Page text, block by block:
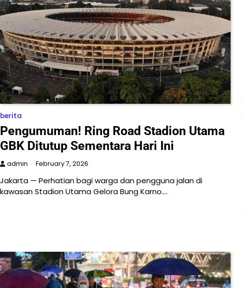
berita
Pengumuman! Ring Road Stadion Utama
GBK Ditutup Sementara Hari Ini
admin February 7, 2026
Jakarta — Perhatian bagi warga dan pengguna jalan di
kawasan Stadion Utama Gelora Bung Karno.…